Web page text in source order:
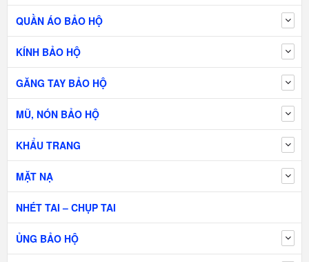
QUẦN ÁO BẢO HỘ
KÍNH BẢO HỘ
GĂNG TAY BẢO HỘ
MŨ, NÓN BẢO HỘ
KHẨU TRANG
MẶT NẠ
NHÉT TAI – CHỤP TAI
ỦNG BẢO HỘ